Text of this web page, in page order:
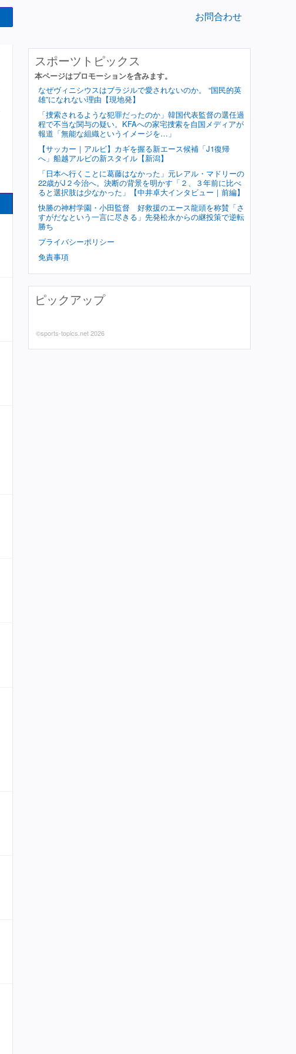
お問合わせ
スポーツトピックス
本ページはプロモーションを含みます。
なぜヴィニシウスはブラジルで愛されないのか。 “国民的英
雄”になれない理由【現地発】
「捜索されるような犯罪だったのか」韓国代表監督の選任過
程で不当な関与の疑い。KFAへの家宅捜索を自国メディアが
報道「無能な組織というイメージを…」
【サッカー｜アルビ】カギを握る新エース候補「J1復帰
へ」船越アルビの新スタイル【新潟】
「日本へ行くことに葛藤はなかった」元レアル・マドリーの
22歳がJ２今治へ。決断の背景を明かす「２、３年前に比べ
ると選択肢は少なかった」【中井卓大インタビュー｜前編】
快勝の神村学園・小田監督 好救援のエース龍頭を称賛「さ
すがだなという一言に尽きる」先発松永からの継投策で逆転
勝ち
プライバシーポリシー
免責事項
ピックアップ
©sports-topics.net 2026